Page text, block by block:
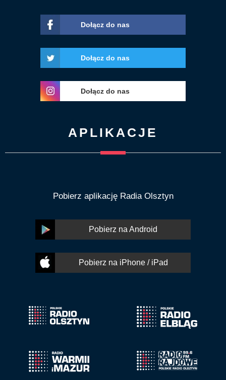
Dołącz do nas
Dołącz do nas
Dołącz do nas
APLIKACJE
Pobierz aplikację Radia Olsztyn
Pobierz na Android
Pobierz na iPhone / iPad